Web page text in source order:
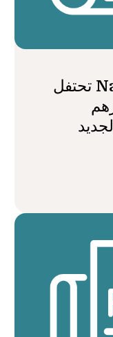
National History Day تحتفل